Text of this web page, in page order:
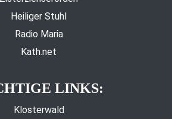
Heiliger Stuhl
Radio Maria
Kath.net
LINKS:
Klosterwald